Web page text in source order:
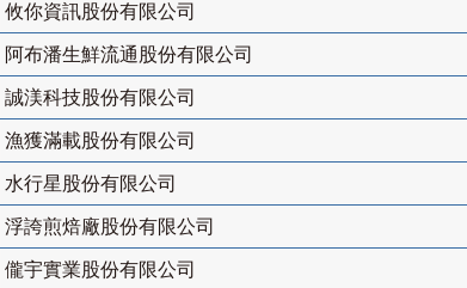
攸你資訊股份有限公司
阿布潘生鮮流通股份有限公司
誠渼科技股份有限公司
漁獲滿載股份有限公司
水行星股份有限公司
浮誇煎焙廠股份有限公司
儱宇實業股份有限公司